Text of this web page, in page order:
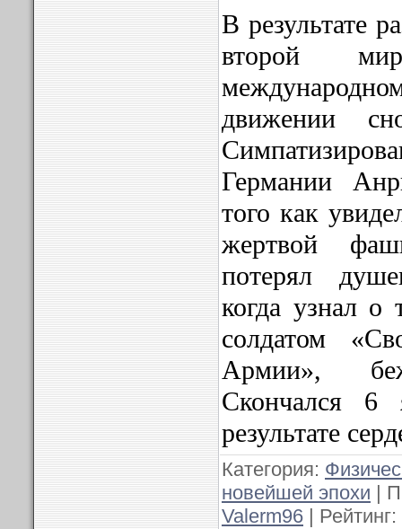
В результате
второй
движении
Германии
того как
жертвой
потерял
когда узнал о
солдатом
Армии»,
Скончался 6
результате
Категория:
новейшей эпохи |
Valerm96 | Рейтинг: